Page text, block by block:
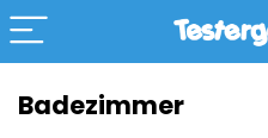
Badezimmer